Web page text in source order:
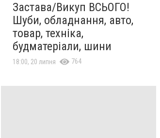
Застава/Викуп ВСЬОГО!
Шуби, обладнання, авто,
товар, техніка,
будматеріали, шини
18:00, 20 липня 764